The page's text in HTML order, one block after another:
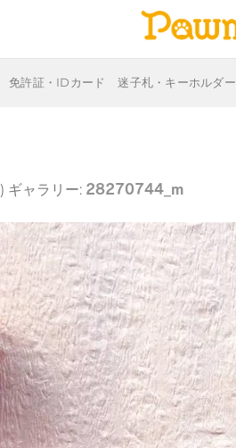
免許証・IDカード 迷子札・キーホルダー
) ギャラリー: 28270744_m